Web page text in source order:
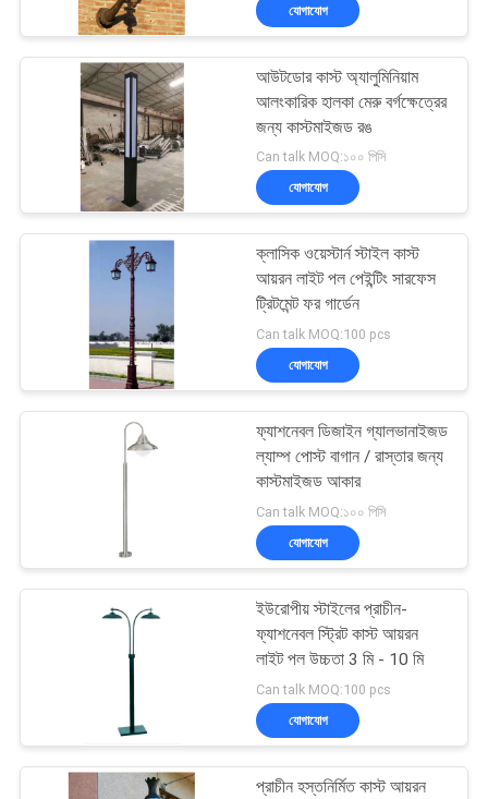
সাথে
যোগাযোগ
একটি
উদ্ধৃতি
সাইট
স্টেইনলেস স্টীল কাস্টিং
স্কেফোল্ডিং আনুষাঙ্গিক
99
পোস্ট টেনশন অ্যাঙ্কর
যোগাযোগ
আউটডোর কাস্ট অ্যালুমিনিয়াম
আলংকারিক হালকা মেরু বর্গক্ষেত্রের
জন্য কাস্টমাইজড রঙ
Can talk MOQ:১০০ পিসি
যোগাযোগ
ক্লাসিক ওয়েস্টার্ন স্টাইল কাস্ট
আয়রন লাইট পল পেইন্টিং সারফেস
ট্রিটমেন্ট ফর গার্ডেন
Can talk MOQ:100 pcs
যোগাযোগ
ফ্যাশনেবল ডিজাইন গ্যালভানাইজড
ল্যাম্প পোস্ট বাগান / রাস্তার জন্য
কাস্টমাইজড আকার
Can talk MOQ:১০০ পিসি
যোগাযোগ
ইউরোপীয় স্টাইলের প্রাচীন-
ফ্যাশনেবল স্ট্রিট কাস্ট আয়রন
লাইট পল উচ্চতা 3 মি - 10 মি
Can talk MOQ:100 pcs
যোগাযোগ
প্রাচীন হস্তনির্মিত কাস্ট আয়রন